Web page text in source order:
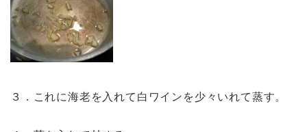
３．これに海老を入れて白ワインを少々いれて蒸す。